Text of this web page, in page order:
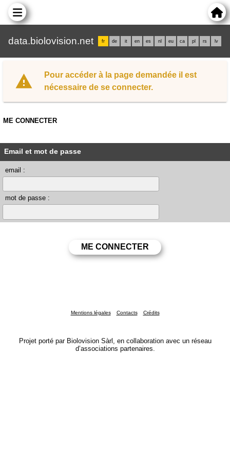
data.biolovision.net fr de it en es nl eu ca pl rs lv
Pour accéder à la page demandée il est
nécessaire de se connecter.
ME CONNECTER
Email et mot de passe
email :
mot de passe :
Mentions légales Contacts Crédits
Projet porté par Biolovision Sàrl, en collaboration avec un réseau
d’associations partenaires.